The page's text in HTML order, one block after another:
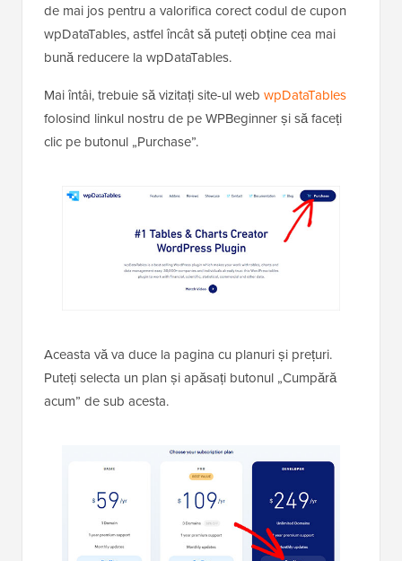
de mai jos pentru a valorifica corect codul de cupon
wpDataTables, astfel încât să puteți obține cea mai
bună reducere la wpDataTables.
Mai întâi, trebuie să vizitați site-ul web wpDataTables
folosind linkul nostru de pe WPBeginner și să faceți
clic pe butonul „Purchase”.
Aceasta vă va duce la pagina cu planuri și prețuri.
Puteți selecta un plan și apăsați butonul „Cumpără
acum” de sub acesta.